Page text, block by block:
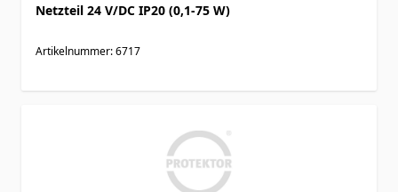
Netzteil 24 V/DC IP20 (0,1-75 W)
Artikelnummer: 6717